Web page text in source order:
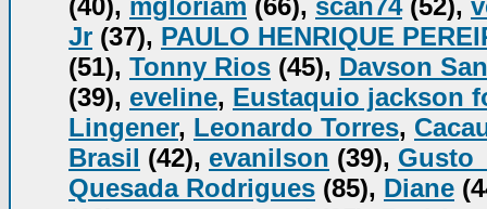
(40), mgloriam (66), scan74(52),
Jr (37), PAULO HENRIQUE
(51), Tonny Rios (45), Davson
(39), eveline, Eustaquio jackson
Lingener, Leonardo Torres,
Brasil (42), evanilson (39), Gusto_
Quesada Rodrigues (85), Diane